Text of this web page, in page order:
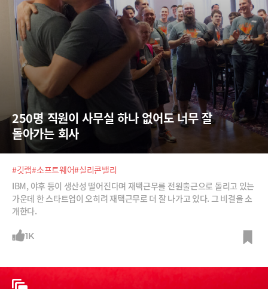
250명 직원이 사무실 하나 없어도 너무 잘
돌아가는 회사
#깃랩#소프트웨어#실리콘밸리
IBM, 야후 등이 생산성 떨어진다며 재택근무를 전원출근으로 돌리고 있는
가운데 한 스타트업이 오히려 재택근무로 더 잘 나가고 있다. 그 비결을 소
1K